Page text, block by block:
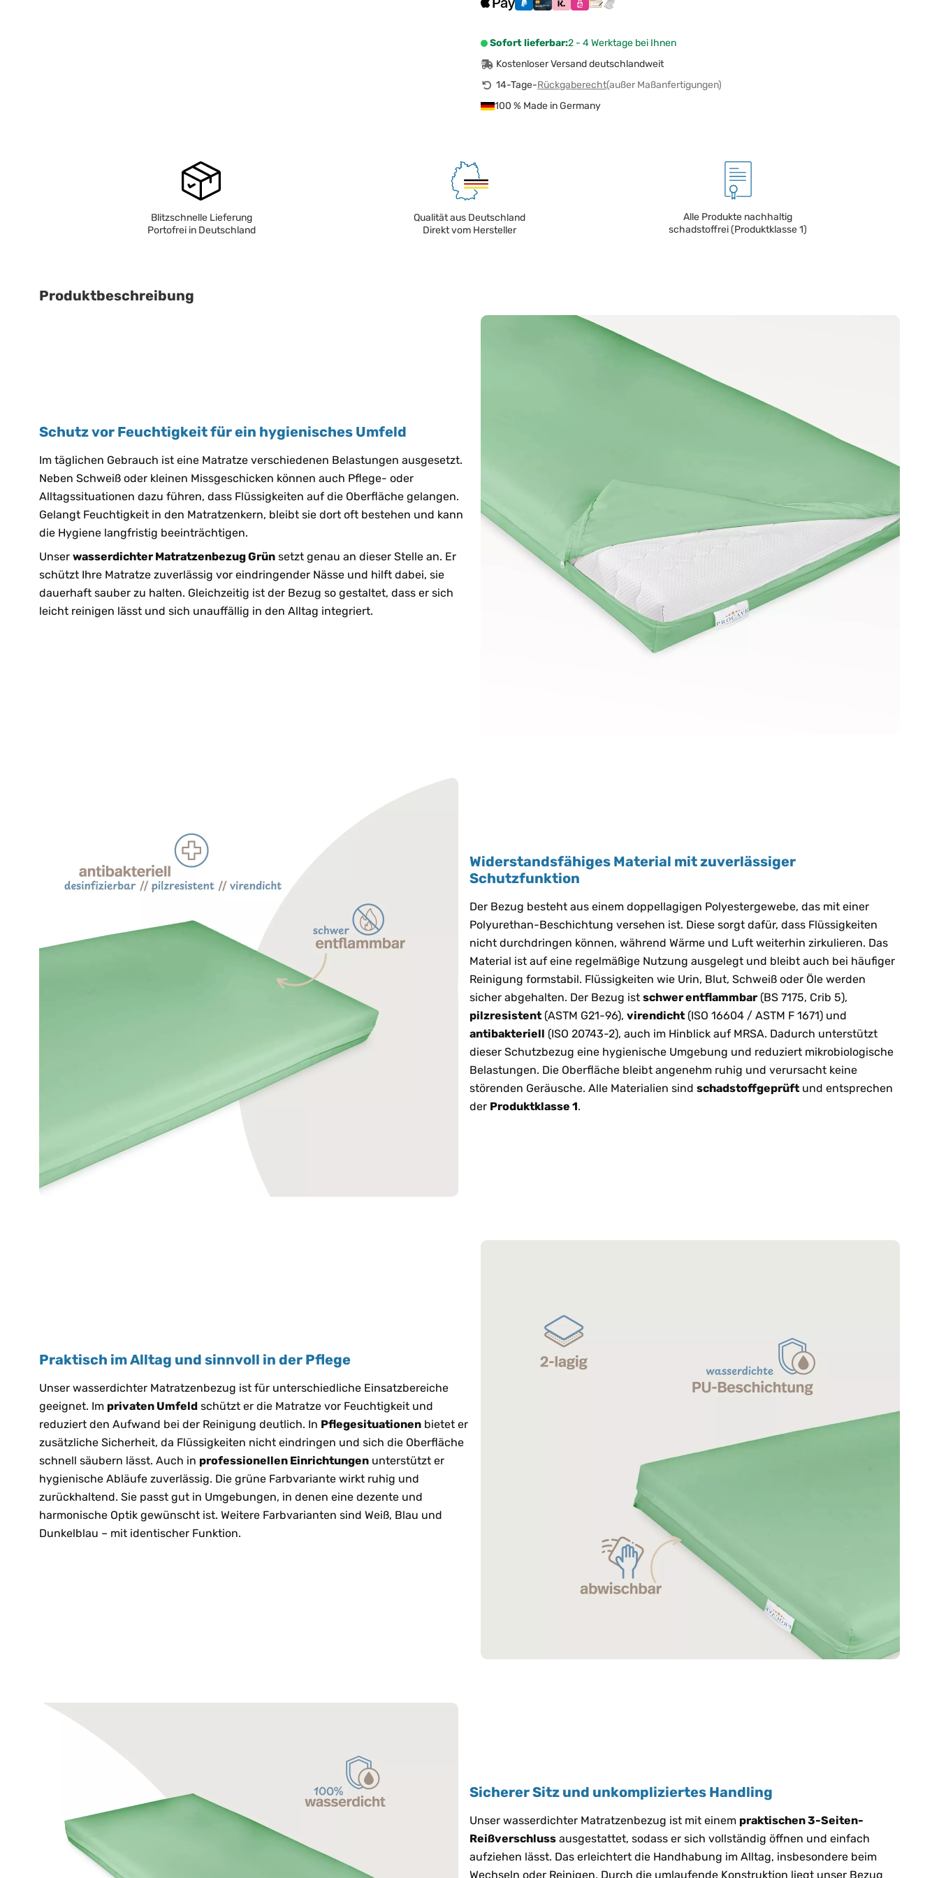
Sofort lieferbar:2 - 4 Werktage bei Ihnen
Kostenloser Versand deutschlandweit
14-Tage-Rückgaberecht(außer Maßanfertigungen)
100 % Made in Germany
Blitzschnelle Lieferung
Portofrei in Deutschland
Qualität aus Deutschland
Direkt vom Hersteller
Alle Produkte nachhaltig
schadstoffrei (Produktklasse 1)
Produktbeschreibung
Schutz vor Feuchtigkeit für ein hygienisches Umfeld
Im täglichen Gebrauch ist eine Matratze verschiedenen Belastungen ausgesetzt.
Neben Schweiß oder kleinen Missgeschicken können auch Pflege- oder
Alltagssituationen dazu führen, dass Flüssigkeiten auf die Oberfläche gelangen.
Gelangt Feuchtigkeit in den Matratzenkern, bleibt sie dort oft bestehen und kann
die Hygiene langfristig beeinträchtigen.
Unser wasserdichter Matratzenbezug Grün setzt genau an dieser Stelle an. Er
schützt Ihre Matratze zuverlässig vor eindringender Nässe und hilft dabei, sie
dauerhaft sauber zu halten. Gleichzeitig ist der Bezug so gestaltet, dass er sich
leicht reinigen lässt und sich unauffällig in den Alltag integriert.
Widerstandsfähiges Material mit zuverlässiger
Schutzfunktion
Der Bezug besteht aus einem doppellagigen Polyestergewebe, das mit einer
Polyurethan-Beschichtung versehen ist. Diese sorgt dafür, dass Flüssigkeiten
nicht durchdringen können, während Wärme und Luft weiterhin zirkulieren. Das
Material ist auf eine regelmäßige Nutzung ausgelegt und bleibt auch bei häufiger
Reinigung formstabil. Flüssigkeiten wie Urin, Blut, Schweiß oder Öle werden
sicher abgehalten. Der Bezug ist schwer entflammbar (BS 7175, Crib 5),
pilzresistent (ASTM G21-96), virendicht (ISO 16604 / ASTM F 1671) und
antibakteriell (ISO 20743-2), auch im Hinblick auf MRSA. Dadurch unterstützt
dieser Schutzbezug eine hygienische Umgebung und reduziert mikrobiologische
Belastungen. Die Oberfläche bleibt angenehm ruhig und verursacht keine
störenden Geräusche. Alle Materialien sind schadstoffgeprüft und entsprechen
der Produktklasse 1.
Praktisch im Alltag und sinnvoll in der Pflege
Unser wasserdichter Matratzenbezug ist für unterschiedliche Einsatzbereiche
geeignet. Im privaten Umfeld schützt er die Matratze vor Feuchtigkeit und
reduziert den Aufwand bei der Reinigung deutlich. In Pflegesituationen bietet er
zusätzliche Sicherheit, da Flüssigkeiten nicht eindringen und sich die Oberfläche
schnell säubern lässt. Auch in professionellen Einrichtungen unterstützt er
hygienische Abläufe zuverlässig. Die grüne Farbvariante wirkt ruhig und
zurückhaltend. Sie passt gut in Umgebungen, in denen eine dezente und
harmonische Optik gewünscht ist. Weitere Farbvarianten sind Weiß, Blau und
Dunkelblau – mit identischer Funktion.
Sicherer Sitz und unkompliziertes Handling
Unser wasserdichter Matratzenbezug ist mit einem praktischen 3-Seiten-
Reißverschluss ausgestattet, sodass er sich vollständig öffnen und einfach
aufziehen lässt. Das erleichtert die Handhabung im Alltag, insbesondere beim
Wechseln oder Reinigen. Durch die umlaufende Konstruktion liegt unser Bezug